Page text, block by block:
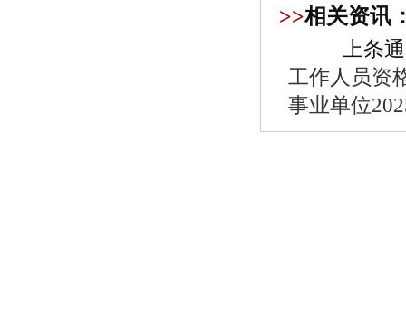
>>相关资讯
上条
工作人员资
事业单位